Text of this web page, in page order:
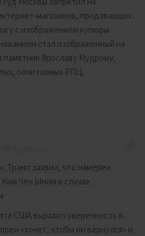
магазинов, продававших
с изображением купюры
стал изображенный на
памятник Ярославу Мудрому,
почитаемых РПЦ.
Трамп заявил, что намерен
Чен Ыном в случае
США выразил уверенность в
«хочет, чтобы он вернулся» и